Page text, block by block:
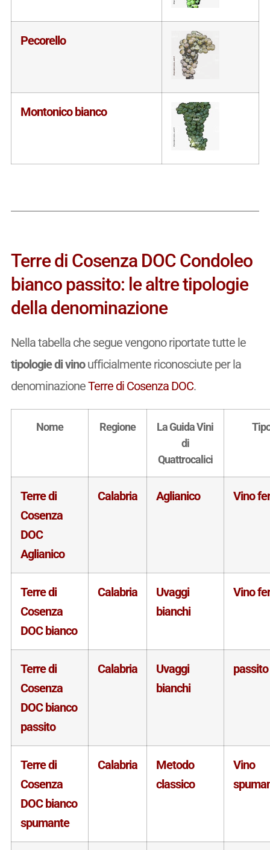
Pecorello
Montonico bianco
Terre di Cosenza DOC Condoleo
bianco passito: le altre tipologie
della denominazione
Nella tabella che segue vengono riportate tutte le
tipologie di vinoufficialmente riconosciute per la
denominazioneTerre di Cosenza DOC.
Nome Regione
La Guida Vini
di
Quattrocalici
Terre di
Cosenza
DOC
Aglianico
Calabria Aglianico Vino
Terre di
Cosenza
DOC bianco
Calabria
Uvaggi
bianchi
Vino
Terre di
Cosenza
DOC bianco
passito
Calabria
Uvaggi
bianchi
passito
Terre di
Cosenza
DOC bianco
spumante
Calabria
Metodo
classico
Vino